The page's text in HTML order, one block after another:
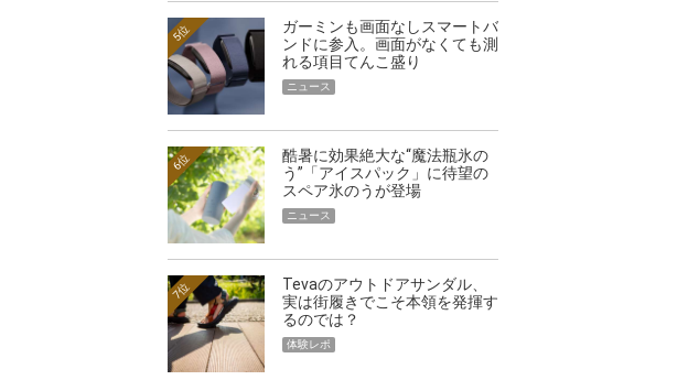
ガーミンも画面なしスマートバ
ンドに参入。画面がなくても測
れる項目てんこ盛り
5位
ニュース
酷暑に効果絶大な“魔法瓶氷の
う”「アイスパック」に待望の
スペア氷のうが登場
6位
ニュース
Tevaのアウトドアサンダル、
実は街履きでこそ本領を発揮す
るのでは？
7位
体験レポ